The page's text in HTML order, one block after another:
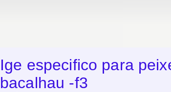
Ige especifico para
bacalhau -f3